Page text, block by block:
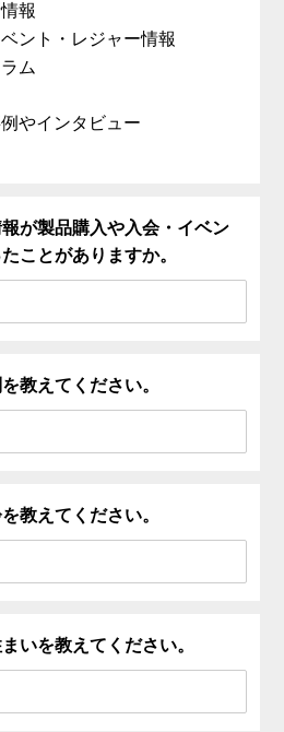
報
ント・レジャー情報
ム
やインタビュー
が製品購入や入会・イベン
ことがありますか。
教えてください。
教えてください。
いを教えてください。